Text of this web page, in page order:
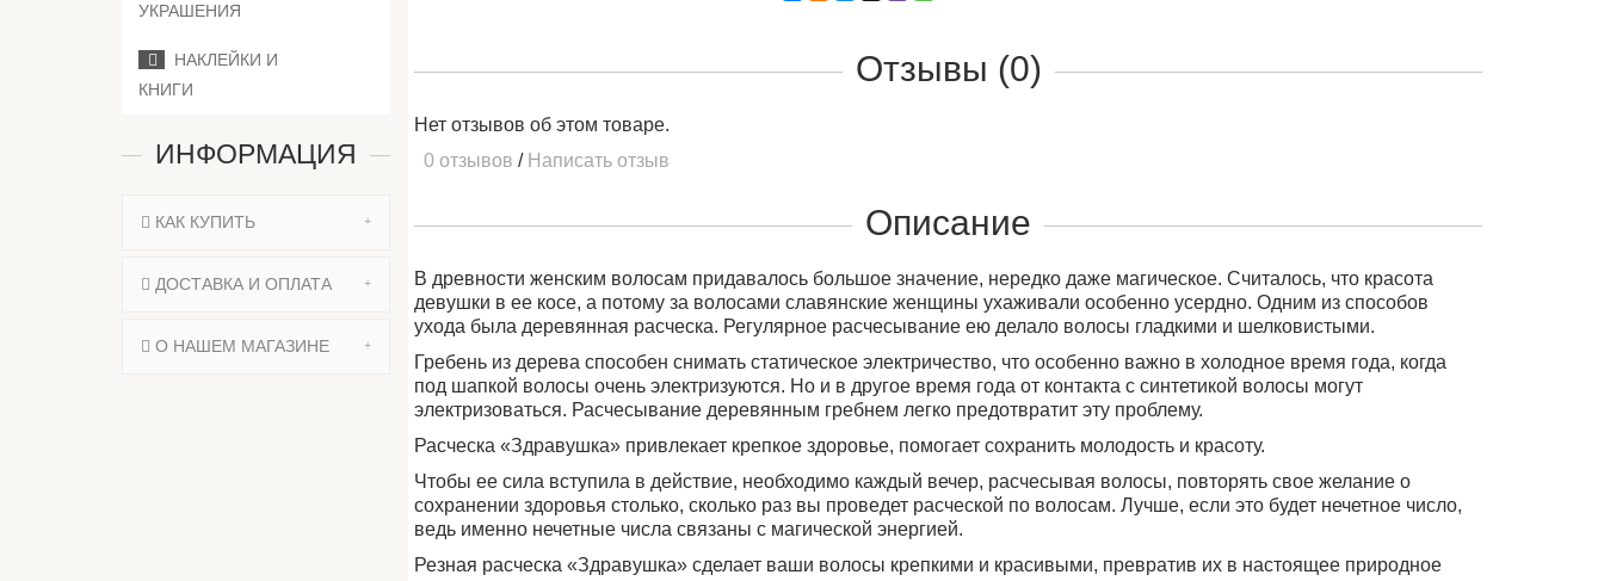
УКРАШЕНИЯ
НАКЛЕЙКИ И
КНИГИ
ИНФОРМАЦИЯ
КАК КУПИТЬ
ДОСТАВКА И ОПЛАТА
О НАШЕМ МАГАЗИНЕ
Отзывы (0)
Нет отзывов об этом товаре.
0 отзывов / Написать отзыв
Описание
В древности женским волосам придавалось большое значение, нередко даже магическое. Считалось, что красота
девушки в ее косе, а потому за волосами славянские женщины ухаживали особенно усердно. Одним из способов
ухода была деревянная расческа. Регулярное расчесывание ею делало волосы гладкими и шелковистыми.
Гребень из дерева способен снимать статическое электричество, что особенно важно в холодное время года, когда
под шапкой волосы очень электризуются. Но и в другое время года от контакта с синтетикой волосы могут
электризоваться. Расчесывание деревянным гребнем легко предотвратит эту проблему.
Расческа «Здравушка» привлекает крепкое здоровье, помогает сохранить молодость и красоту.
Чтобы ее сила вступила в действие, необходимо каждый вечер, расчесывая волосы, повторять свое желание о
сохранении здоровья столько, сколько раз вы проведет расческой по волосам. Лучше, если это будет нечетное число,
ведь именно нечетные числа связаны с магической энергией.
Резная расческа «Здравушка» сделает ваши волосы крепкими и красивыми, превратив их в настоящее природное